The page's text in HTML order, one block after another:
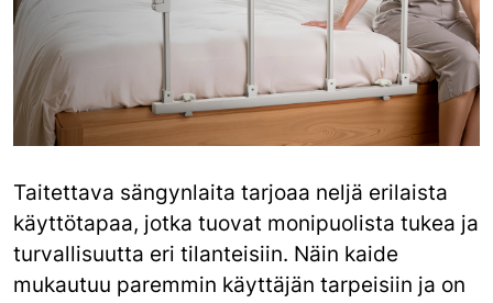
Taitettava sängynlaita tarjoaa neljä erilaista
käyttötapaa, jotka tuovat monipuolista tukea ja
turvallisuutta eri tilanteisiin. Näin kaide
mukautuu paremmin käyttäjän tarpeisiin ja on